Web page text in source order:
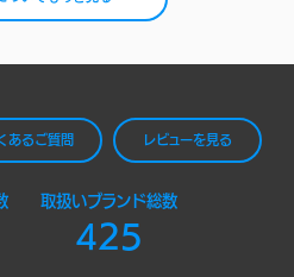
あるご質問 レビューを見る
取扱いブランド総数
425